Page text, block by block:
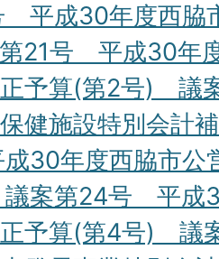
平成30年度西脇
21号 平成30年
正予算(第2号) 議
健施設特別会計
30年度西脇市公
案第24号 平成
正予算(第4号)